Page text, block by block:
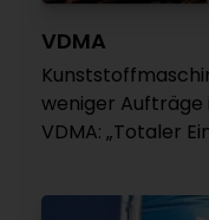
VDMA
weniger Aufträge
VDMA: „Totaler